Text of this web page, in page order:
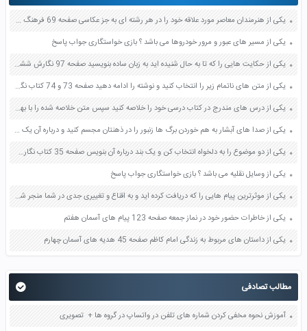
یکی از هنرمندان معاصر مورد علاقه خود را در هر رشته ای به جز عکاسی صفحه 69 فرهنگ و هنر نهم
یکی از مسیر های عبور و مرور خودروها می باشد ؟ بازی خواستگاری جواب پاسخ
یکی از حکایت هایی را که تا به حال شنیده اید به زبان ساده بنویسید صفحه 97 نگارش ششم دبستان
یکی از متن های ناتمام زیر را انتخاب کنید و نوشته را ادامه دهید صفحه 73 و 74 کتاب نگارش فارسی پنجم دبستان
یکی از درس های مندرج در کتاب درسی خود را خلاصه کنید سپس متن خلاصه شده را با بهره گیری از روش های دسته بندی نمودار جدول نقشه مفهومی نشان دهید صفحه 118 نگارش یازدهم
یکی از صدا های آبشار به هم خوردن برگ ها زنبور را در ذهنتان مجسم کنید و درباره آن یک بند بنویسید صفحه 11 نگارش پنجم
یکی از دو موضوع را به دلخواه انتخاب کن و یک بند درباره آن بنویس صفحه 35 کتاب نگارش فارسی سوم
یکی از وسایل نقلیه می باشد ؟ بازی خواستگاری جواب پاسخ
یکی از موثرترین پیام هایی را که دریافت کرده اید و به اقناع و تغییری جدی در شما منجر شده است برسی کنید و علت این تاثیر گذاری قابل توجه را بنویسید صفحه 52 تفکر و سواد رسانه ای دهم
یکی از خاطرات حضور خود در نماز جمعه صفحه 123 پیام های آسمان هفتم
یکی از داستان های مربوط به زندگی امام کاظم صفحه 45 هدیه های آسمان چهارم
مطالب تصادفی
آموزش نحوه مخفی کردن شماره های تلفن در واتساپ در گروه ها + تصویری